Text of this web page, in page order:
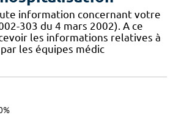
information concernant votre
303 du 4 mars 2002). A ce
les informations relatives à
les équipes médic